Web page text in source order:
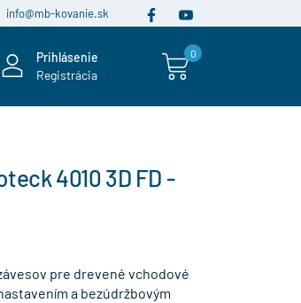
info@mb-kovanie.sk
Prihlásenie
Registrácia
0
4010 3D FD -
pre drevené vchodové
a bezúdržbovým